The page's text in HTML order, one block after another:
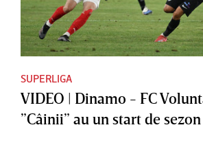
SUPERLIGA
VIDEO | Dinamo - FC
”Câinii” au un start de